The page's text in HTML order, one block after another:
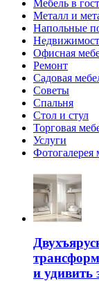
Мебель в
Металл и
Напольные
Офисная
Ремонт
Садовая
Советы
Спальня
Стол и стул
Торговая
Услуги
Фотогалерея
и удивить